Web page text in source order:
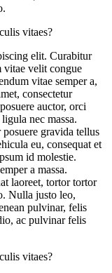
vitaes?
elit. Curabitur
vitae velit congue
vitae semper a,
consectetur
auctor, orci
nec massa.
gravida tellus
eu, consequat et
id molestie.
a massa.
laoreet, tortor tortor
Nulla justo leo,
pulvinar, felis
ac pulvinar felis
vitaes?